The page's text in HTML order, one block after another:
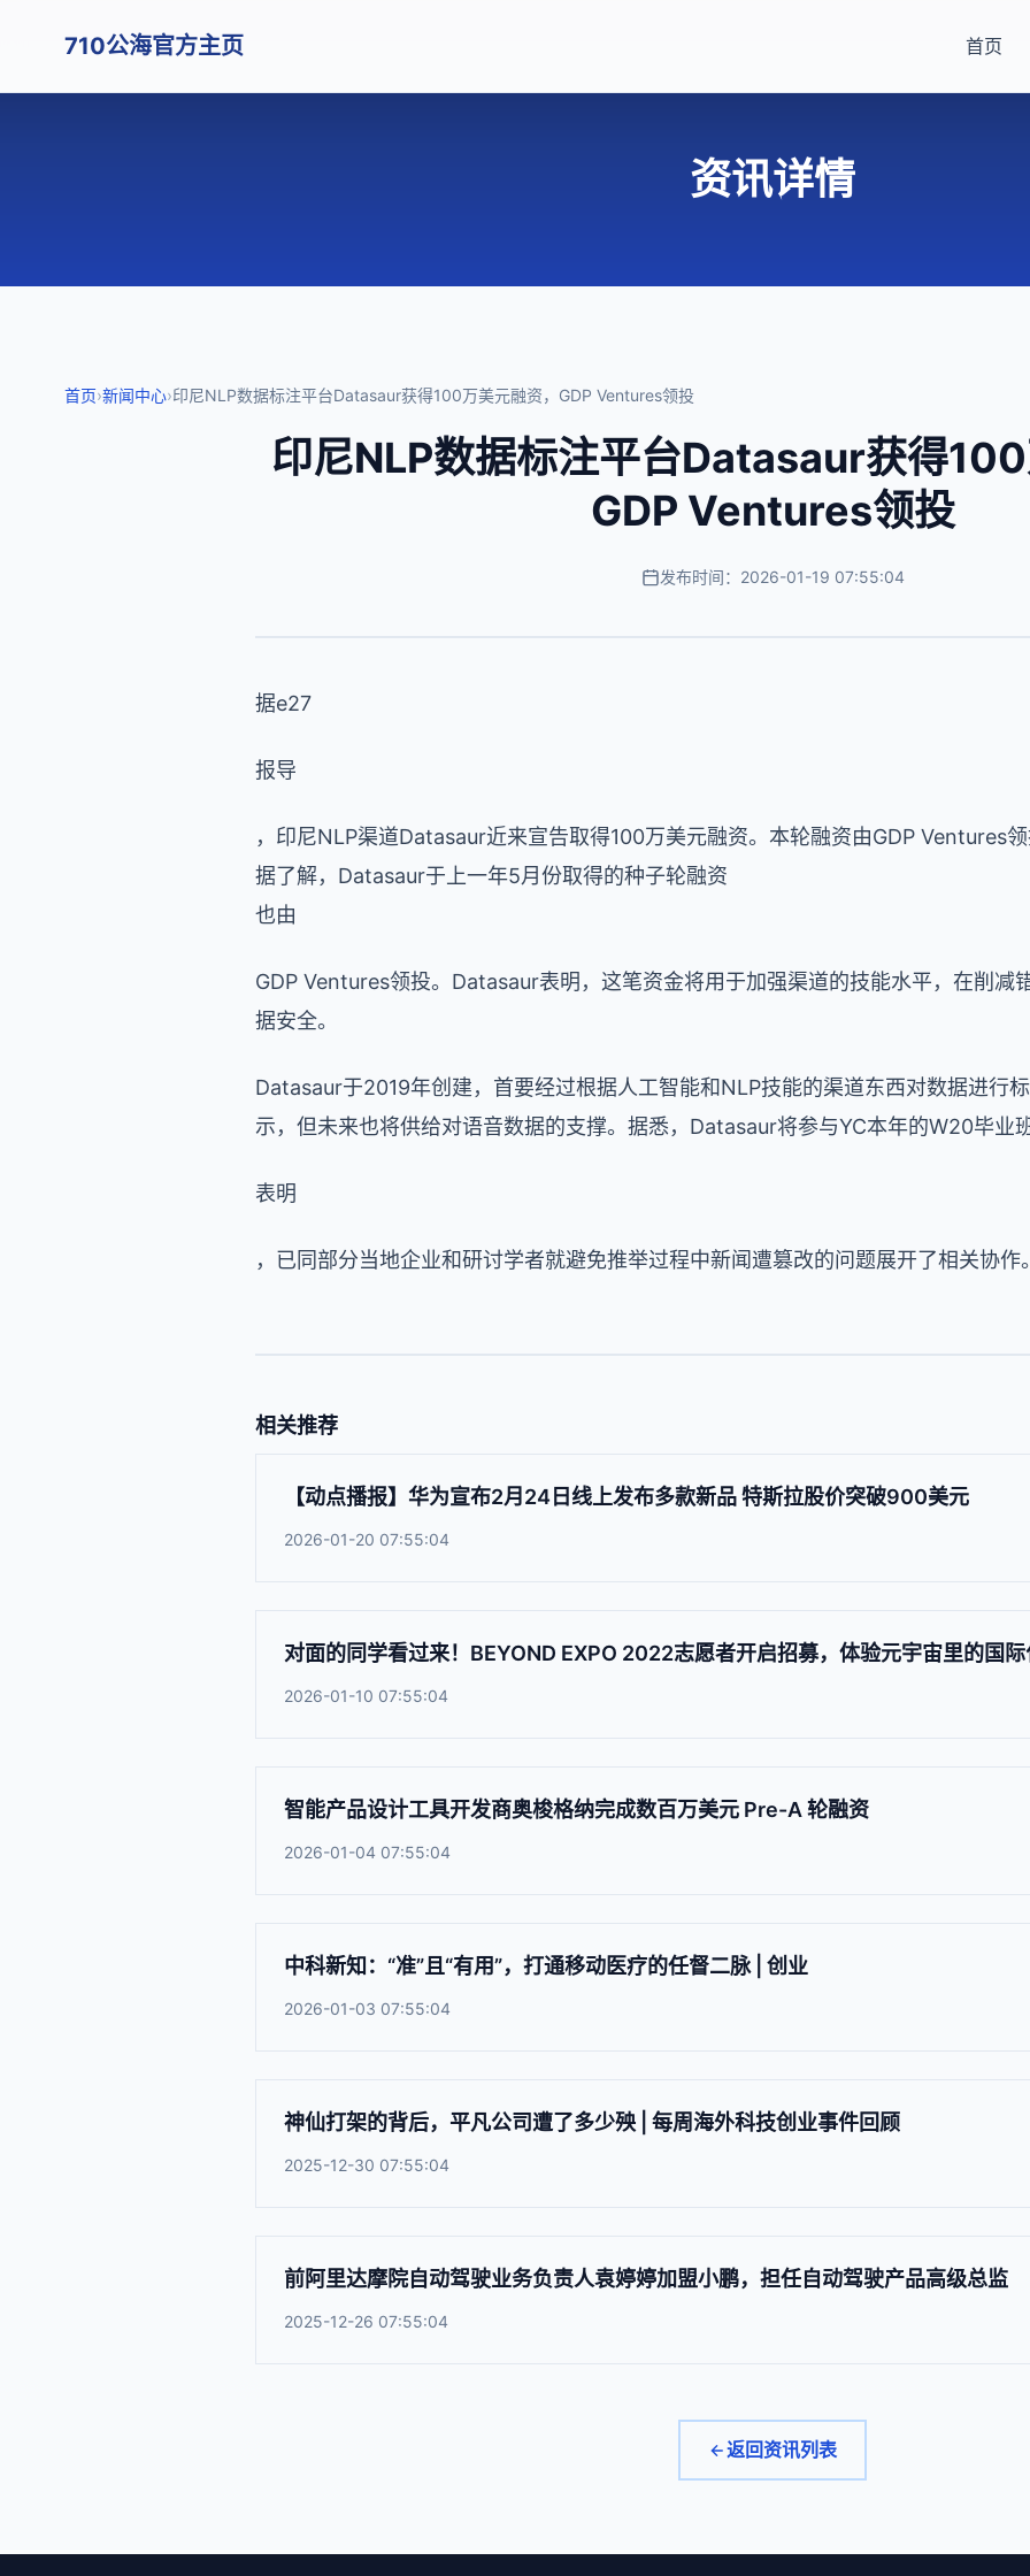
710公海官方主页 首页
资讯详情
首页›新闻中心›印尼NLP数据标注平台Datasaur获得100万美元融资，GDP Ventures领投
印尼NLP数据标注平台Datasaur获得100
GDP Ventures领投
发布时间：2026-01-19 07:55:04
据e27
报导
，印尼NLP渠道Datasaur近来宣告取得100万美元融资。本轮融资由GDP Ventures领
据了解，Datasaur于上一年5月份取得的种子轮融资
也由
GDP Ventures领投。Datasaur表明，这笔资金将用于加强渠道的技能水平，在削减
据安全。
Datasaur于2019年创建，首要经过根据人工智能和NLP技能的渠道东西对数据进行
示，但未来也将供给对语音数据的支撑。据悉， Datasaur将参与YC本年的W20毕业
表明
，已同部分当地企业和研讨学者就避免推举过程中新闻遭篡改的问题展开了相关协作。
相关推荐
【动点播报】华为宣布2月24日线上发布多款新品 特斯拉股价突破900美元
2026-01-20 07:55:04
对面的同学看过来！BEYOND EXPO 2022志愿者开启招募，体验元宇宙里的国际
2026-01-10 07:55:04
智能产品设计工具开发商奥梭格纳完成数百万美元 Pre-A 轮融资
2026-01-04 07:55:04
中科新知：“准”且“有用”，打通移动医疗的任督二脉 | 创业
2026-01-03 07:55:04
神仙打架的背后，平凡公司遭了多少殃 | 每周海外科技创业事件回顾
2025-12-30 07:55:04
前阿里达摩院自动驾驶业务负责人袁婷婷加盟小鹏，担任自动驾驶产品高级总监
2025-12-26 07:55:04
返回资讯列表